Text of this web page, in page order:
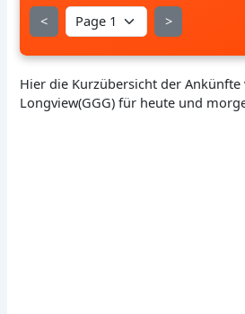
< >
Hier die Kurzübersicht der Ankünfte
Longview(GGG) für heute und